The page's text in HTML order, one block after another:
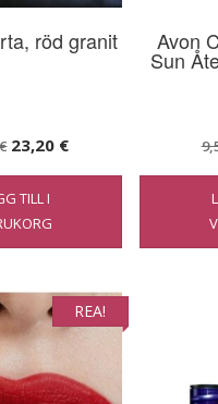
röd granit
€ Det
ursprungliga
priset
var:
23,20 €Det
nuvarande
TILL I
Avon
Sun
REA!